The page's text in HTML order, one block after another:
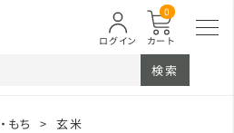
カート
0
ログイン
検索
もち > 玄米